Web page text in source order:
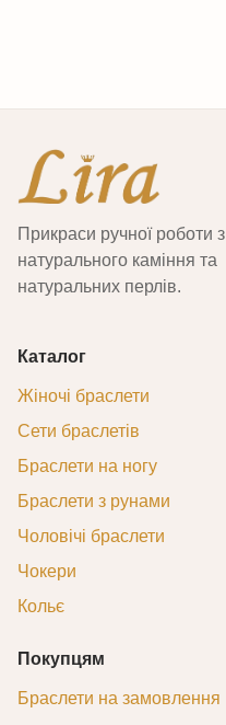
Прикраси ручної роботи з
натурального каміння та
натуральних перлів.
Каталог
Жіночі браслети
Сети браслетів
Браслети на ногу
Браслети з рунами
Чоловічі браслети
Чокери
Кольє
Покупцям
Браслети на замовлення